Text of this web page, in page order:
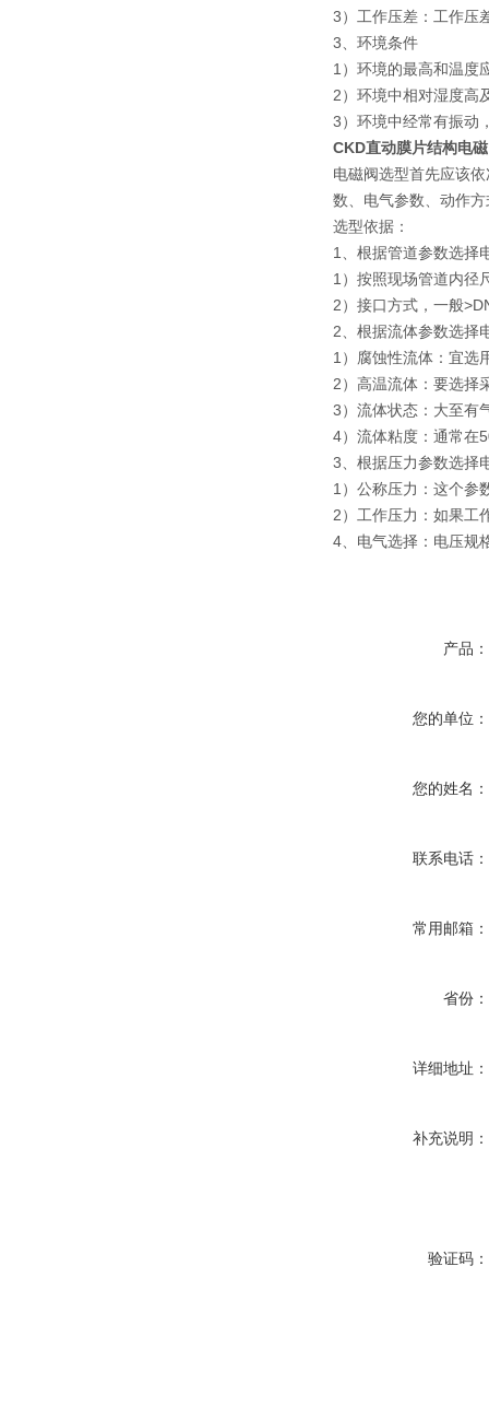
3）工作压差：工作压
3、环境条件
1）环境的最高和温度
2）环境中相对湿度高
3）环境中经常有振动
CKD直动膜片结构电
电磁阀选型首先应该
数、电气参数、动作
选型依据：
1、根据管道参数选择
1）按照现场管道内径
2）接口方式，一般
2、根据流体参数选择
1）腐蚀性流体：宜选
2）高温流体：要选择
3）流体状态：大至有
4）流体粘度：通常在
3、根据压力参数选择
1）公称压力：这个参
2）工作压力：如果工
4、电气选择：电压规
产品：
您的单位：
您的姓名：
联系电话：
常用邮箱：
省份：
详细地址：
补充说明：
验证码：